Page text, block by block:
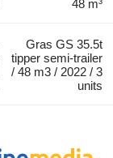
48 m³
Gras GS 35.5t
tipper semi-trailer
/ 48 m3 / 2022 / 3
units